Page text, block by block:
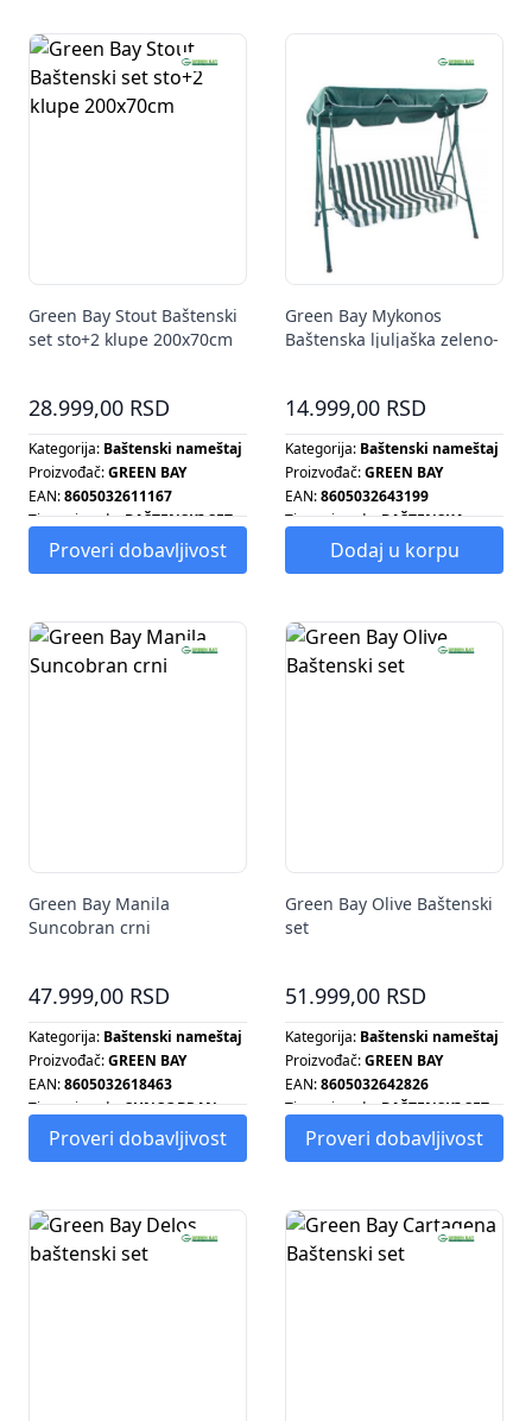
Green Bay Stout Baštenski
set sto+2 klupe 200x70cm
28.999,00 RSD
Kategorija: Baštenski nameštaj
Proizvođač:GREEN BAY
EAN:8605032611167
Tip proizvoda:BAŠTENSKI SET
Proveri dobavljivost
Green Bay Mykonos
Baštenska ljuljaška zeleno-
14.999,00 RSD
Kategorija: Baštenski nameštaj
Proizvođač:GREEN BAY
EAN:8605032643199
Tip proizvoda:BAŠTENSKA
LJULJAŠKADodaj u korpu
Green Bay Manila
Suncobran crni
47.999,00 RSD
Kategorija: Baštenski nameštaj
Proizvođač:GREEN BAY
EAN:8605032618463
Tip proizvoda:SUNCOBRAN
Proveri dobavljivost
Green Bay Olive Baštenski
set
51.999,00 RSD
Kategorija: Baštenski nameštaj
Proizvođač:GREEN BAY
EAN:8605032642826
Tip proizvoda:BAŠTENSKI SET
Proveri dobavljivost